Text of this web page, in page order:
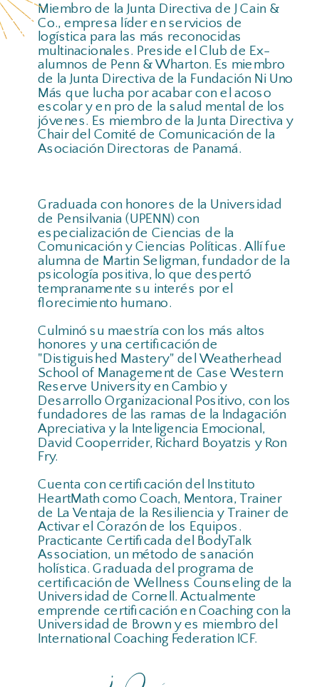
Miembro de la Junta Directiva de J Cain &
Co., empresa líder en servicios de
logística para las más reconocidas
multinacionales. Preside el Club de Ex-
alumnos de Penn & Wharton. Es miembro
de la Junta Directiva de la Fundación Ni Uno
Más que lucha por acabar con el acoso
escolar y en pro de la salud mental de los
jóvenes. Es miembro de la Junta Directiva y
Chair del Comité de Comunicación de la
Asociación Directoras de Panamá.
Graduada con honores de la Universidad
de Pensilvania (UPENN) con
especialización de Ciencias de la
Comunicación y Ciencias Políticas. Allí fue
alumna de Martin Seligman, fundador de la
psicología positiva, lo que despertó
tempranamente su interés por el
florecimiento humano.
Culminó su maestría con los más altos
honores y una certificación de
"Distiguished Mastery" del Weatherhead
School of Management de Case Western
Reserve University en Cambio y
Desarrollo Organizacional Positivo, con los
fundadores de las ramas de la Indagación
Apreciativa y la Inteligencia Emocional,
David Cooperrider, Richard Boyatzis y Ron
Fry.
Cuenta con certificación del Instituto
HeartMath como Coach, Mentora, Trainer
de La Ventaja de la Resiliencia y Trainer de
Activar el Corazón de los Equipos.
Practicante Certificada del BodyTalk
Association, un método de sanación
holística. Graduada del programa de
certificación de Wellness Counseling de la
Universidad de Cornell. Actualmente
emprende certificación en Coaching con la
Universidad de Brown y es miembro del
International Coaching Federation ICF.